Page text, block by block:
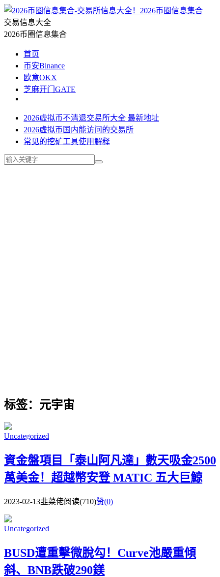
2026币圈信息集合
交易信息大全
2026币圈信息集合
首页
币安Binance
欧意OKX
芝麻开门GATE
2026虚拟币不清退交易所大全 最新地址
2026虚拟币国内能访问的交易所
常见的挖矿工具使用解释
标签：元宇宙
Uncategorized
資金盤項目「泰山阿凡達」數天吸金2500
萬美金！超越幣安登 MATIC 五大巨鯨
2023-02-13韭菜佬阅读(710)赞(0)
Uncategorized
BUSD遭重擊微脫勾！Curve池嚴重傾
斜、BNB跌破290鎂